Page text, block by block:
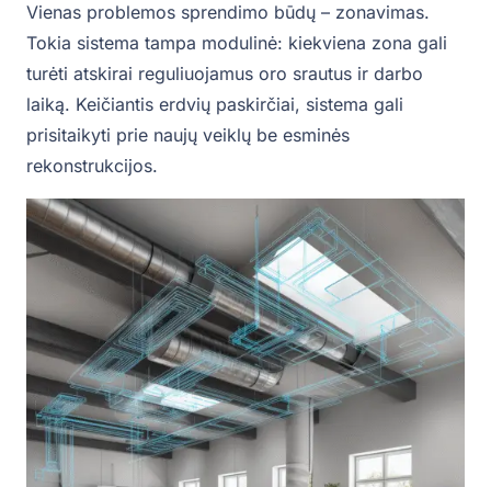
Vienas problemos sprendimo būdų – zonavimas.
Tokia sistema tampa modulinė: kiekviena zona gali
turėti atskirai reguliuojamus oro srautus ir darbo
laiką. Keičiantis erdvių paskirčiai, sistema gali
prisitaikyti prie naujų veiklų be esminės
rekonstrukcijos.